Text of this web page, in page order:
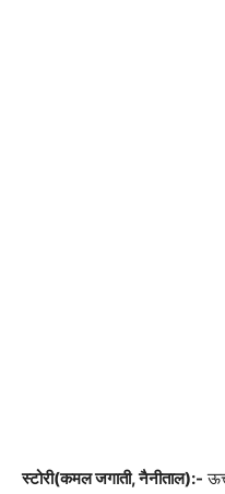
स्टोरी(कमल जगाती, नैनीताल):-